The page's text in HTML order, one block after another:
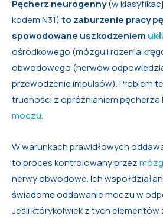
Pęcherz neurogenny(w
kodem N31)to zaburzenie pracy
spowodowane uszkodzeniem
ośrodkowego (mózgu i rdzenia
obwodowego (nerwów
przewodzenie impulsów). Problem
trudności z opróżnianiem pęcherza
moczu.
W warunkach prawidłowych
to proces kontrolowany przezmózg
nerwy obwodowe. Ich
świadome oddawanie moczu w
Jeśli którykolwiek z tych